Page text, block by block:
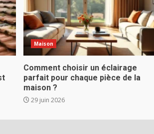
Maison
Comment choisir un éclairage
parfait pour chaque pièce de la
maison ?
29 juin 2026